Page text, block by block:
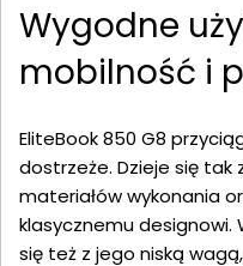
Wygodne
mobilność i
EliteBook 850 G8
dostrzeże. Dzieje się tak
materiałów wykonania
klasycznemu
się też z jego niską